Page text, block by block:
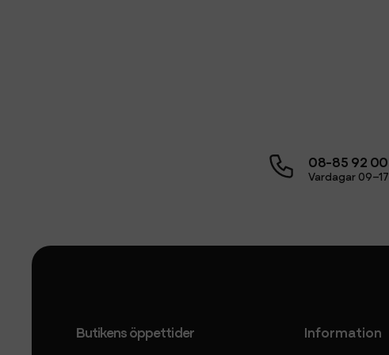
08-85 92 00
Vardagar 09–17
Butikens öppettider Information